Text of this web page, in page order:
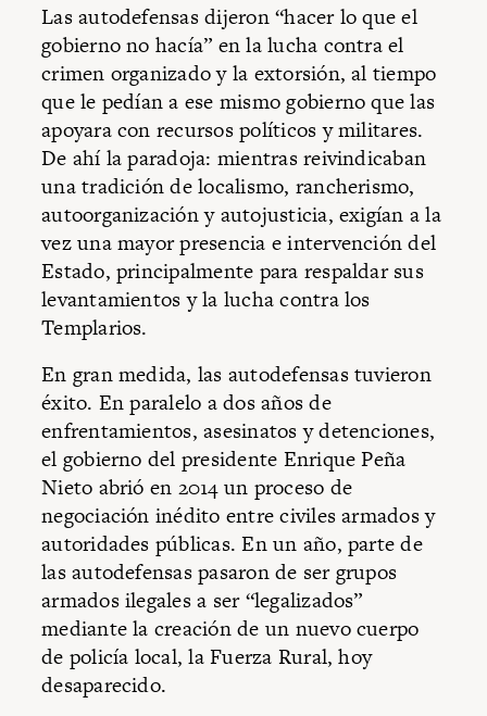
Las autodefensas dijeron “hacer lo que el
gobierno no hacía” en la lucha contra el
crimen organizado y la extorsión, al tiempo
que le pedían a ese mismo gobierno que las
apoyara con recursos políticos y militares.
De ahí la paradoja: mientras reivindicaban
una tradición de localismo, rancherismo,
autoorganización y autojusticia, exigían a la
vez una mayor presencia e intervención del
Estado, principalmente para respaldar sus
levantamientos y la lucha contra los
Templarios.
En gran medida, las autodefensas tuvieron
éxito. En paralelo a dos años de
enfrentamientos, asesinatos y detenciones,
el gobierno del presidente Enrique Peña
Nieto abrió en 2014 un proceso de
negociación inédito entre civiles armados y
autoridades públicas. En un año, parte de
las autodefensas pasaron de ser grupos
armados ilegales a ser “legalizados”
mediante la creación de un nuevo cuerpo
de policía local, la Fuerza Rural, hoy
desaparecido.